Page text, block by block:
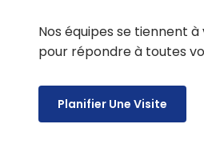
Nos équipes se tiennent
pour répondre à toutes
Planifier Une Visite